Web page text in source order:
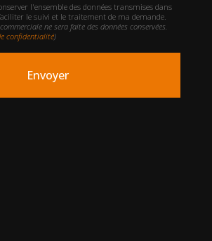
l'ensemble des données transmises dans
le suivi et le traitement de ma demande.
ne sera faite des données conservées.
confidentialité)